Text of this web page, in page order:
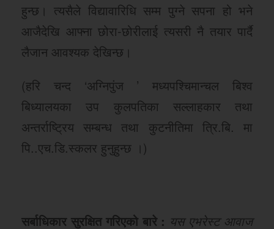
हुन्छ। त्यसैले विद्यावारिधि सम्म पुग्ने सपना हो भने
आजैदेखि आफ्ना छोरा-छोरीलाई त्यसरी नै तयार पार्दै
लैजान आवश्यक देखिन्छ।
(हरि चन्द ‘अग्निपुंज ’ मध्यपश्चिमान्चल बिश्व
बिध्यालयका उप कुलपतिका सल्लाहकार तथा
अन्तर्राष्ट्रिय सम्बन्ध तथा कुटनीतिमा त्रि.बि. मा
पि..एच.डि.स्कलर हुनुहुन्छ ।)
सर्बाधिकार सुरक्षित गरिएको बारे : यस एभरेस्ट आवाज